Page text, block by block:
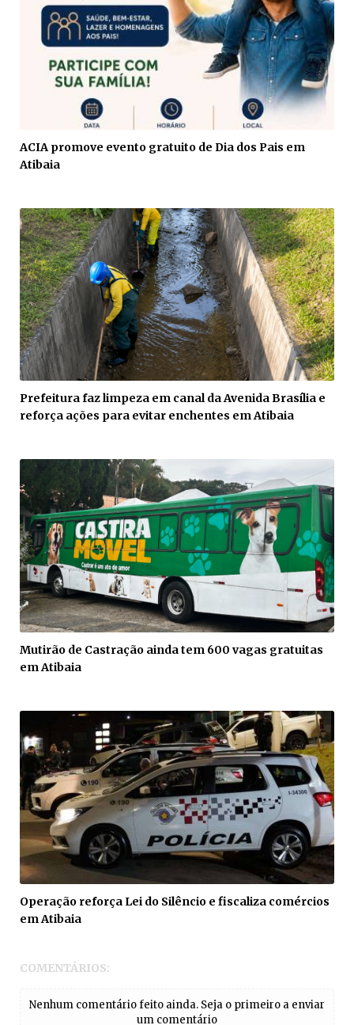
ACIA promove evento gratuito de Dia dos Pais em
Atibaia
Prefeitura faz limpeza em canal da Avenida Brasília e
reforça ações para evitar enchentes em Atibaia
Mutirão de Castração ainda tem 600 vagas gratuitas
em Atibaia
Operação reforça Lei do Silêncio e fiscaliza comércios
em Atibaia
COMENTÁRIOS:
Nenhum comentário feito ainda. Seja o primeiro a enviar
um comentário